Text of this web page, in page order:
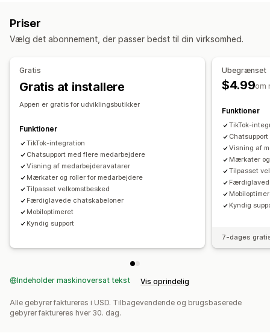
Priser
Vælg det abonnement, der passer bedst til din virksomhed.
Gratis
Gratis at installere
Appen er gratis for udviklingsbutikker
Funktioner
TikTok-integration
Chatsupport med flere medarbejdere
Visning af medarbejderavatarer
Mærkater og roller for medarbejdere
Tilpasset velkomstbesked
Færdiglavede chatskabeloner
Mobiloptimeret
Kyndig support
Ubegrænset
$4.99om
Funktioner
TikTok-
Visning af
Mærkater
Tilpasset
Kyndig
7-dages
Indeholder maskinoversat tekst Vis oprindelig
Alle gebyrer faktureres i USD. Tilbagevendende og brugsbaserede
gebyrer faktureres hver 30. dag.